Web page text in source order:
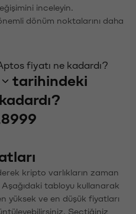
inceleyin.
dönüm noktalarını daha
fiyatı ne kadardı?
tarihindeki
kripto varlıkların zaman
Aşağıdaki tabloyu kullanarak
yüksek ve en düşük fiyatları
Seçtiğiniz